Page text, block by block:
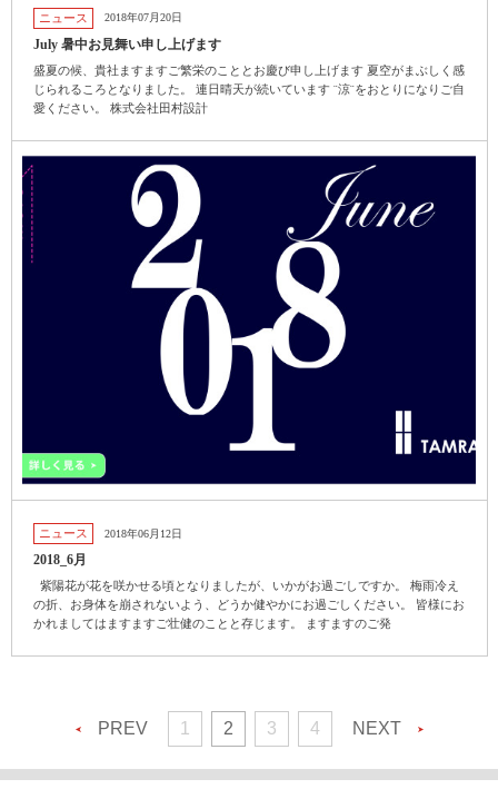
ニュース 2018年07月20日
July 暑中お見舞い申し上げます
盛夏の候、貴社ますますご繁栄のこととお慶び申し上げます 夏空がまぶしく感
じられるころとなりました。 連日晴天が続いています ¨涼¨をおとりになりご自
愛ください。 株式会社田村設計
ニュース 2018年06月12日
2018_6月
紫陽花が花を咲かせる頃となりましたが、いかがお過ごしですか。 梅雨冷え
の折、お身体を崩されないよう、どうか健やかにお過ごしください。 皆様にお
かれましてはますますご壮健のことと存じます。 ますますのご発
PREV 1 2 3 4 NEXT